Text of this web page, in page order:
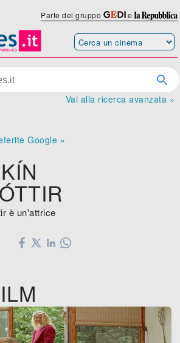
Parte del gruppo e
Vai alla ricerca avanzata »
Google »
è un'attrice